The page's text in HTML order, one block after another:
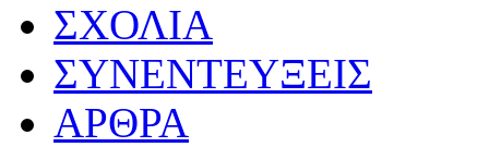
ΣΧΟΛΙΑ
ΣΥΝΕΝΤΕΥΞΕΙΣ
ΑΡΘΡΑ